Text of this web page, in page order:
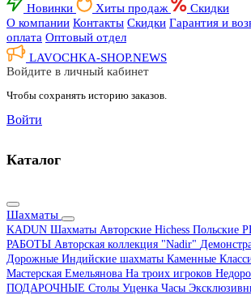
Новинки Хиты продаж
Скидки
О компании Контакты Скидки Гарантия и
оплата Оптовый отдел
LAVOCHKA-SHOP.NEWS
Войдите в личный кабинет
Чтобы сохранять историю заказов.
Войти
Каталог
Шахматы
KADUN Шахматы Авторские Hichess Польские
РАБОТЫ Авторская коллекция "Nadir"
Дорожные Индийские шахматы Каменные
Мастерская Емельянова На троих игроков
ПОДАРОЧНЫЕ Столы Уценка Часы